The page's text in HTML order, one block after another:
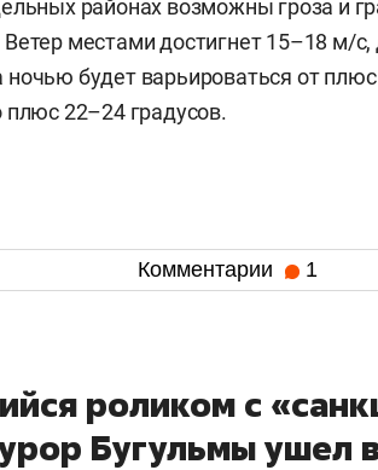
районах возможны гроза и
местами достигнет 15–18 м/
ночью будет варьироваться от
плюс 22–24 градусов.
Комментарии 1
роликом с
Бугульмы ушел